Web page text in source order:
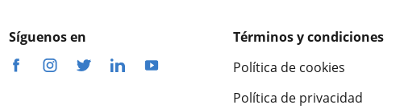
Síguenos en
Términos y condiciones
Política de cookies
Política de privacidad